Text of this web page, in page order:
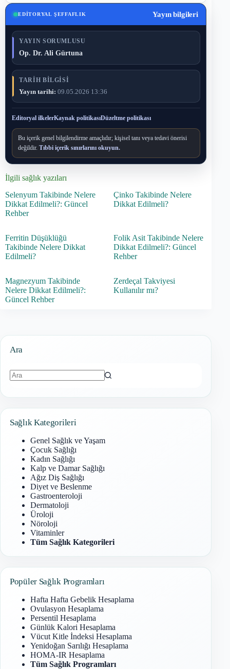
EDITORYAL ŞEFFAFLIK Yayın bilgileri
YAYIN SORUMLUSU
Op. Dr. Ali Gürtuna
TARIH BILGISI
Yayın tarihi: 09.05.2026 13:36
Editoryal ilkelerKaynak politikasıDüzeltme politikası
Bu içerik genel bilgilendirme amaçlıdır; kişisel tanı veya tedavi önerisi
değildir. Tıbbi içerik sınırlarını okuyun.
İlgili sağlık yazıları
Selenyum Takibinde Nelere
Dikkat Edilmeli?: Güncel
Rehber
Çinko Takibinde Nelere
Dikkat Edilmeli?
Ferritin Düşüklüğü
Takibinde Nelere Dikkat
Edilmeli?
Folik Asit Takibinde Nelere
Dikkat Edilmeli?: Güncel
Rehber
Magnezyum Takibinde
Nelere Dikkat Edilmeli?:
Güncel Rehber
Zerdeçal Takviyesi
Kullanılır mı?
Ara
Sağlık Kategorileri
Genel Sağlık ve Yaşam
Çocuk Sağlığı
Kadın Sağlığı
Kalp ve Damar Sağlığı
Ağız Diş Sağlığı
Diyet ve Beslenme
Gastroenteroloji
Dermatoloji
Üroloji
Nöroloji
Vitaminler
Tüm Sağlık Kategorileri
Popüler Sağlık Programları
Hafta Hafta Gebelik Hesaplama
Ovulasyon Hesaplama
Persentil Hesaplama
Günlük Kalori Hesaplama
Vücut Kitle İndeksi Hesaplama
Yenidoğan Sarılığı Hesaplama
HOMA-IR Hesaplama
Tüm Sağlık Programları